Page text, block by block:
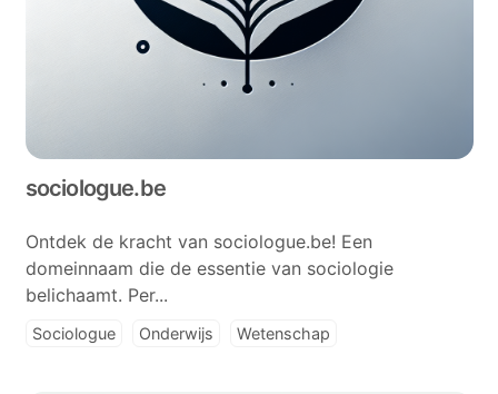
sociologue.be
Ontdek de kracht van sociologue.be! Een
domeinnaam die de essentie van sociologie
belichaamt. Per...
Sociologue Onderwijs Wetenschap